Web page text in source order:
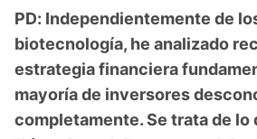
PD: Independientemente de
biotecnología, he analizado
estrategia financiera
mayoría de inversores
completamente. Se trata de lo